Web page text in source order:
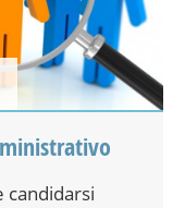
candidarsi